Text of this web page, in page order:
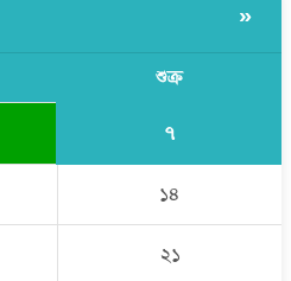
»
শুক্র
৭
১৪
২১